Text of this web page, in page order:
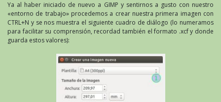
Ya al haber iniciado de nuevo a GIMP y sentirnos a gusto con nuestro
«entorno de trabajo» procedemos a crear nuestra primera imagen con
CTRL+N y se nos muestra el siguiente cuadro de diálogo (lo numeramos
para facilitar su comprensión, recordad también el formato .xcf y donde
guarda estos valores):